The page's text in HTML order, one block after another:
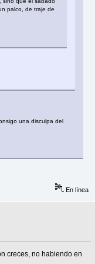
palco, de traje de
una disculpa del
En línea
creces, no habiendo en